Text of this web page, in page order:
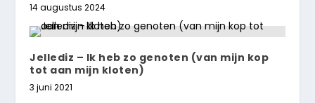
14 augustus 2024
Jellediz – Ik heb zo genoten (van mijn kop
tot aan mijn kloten)
3 juni 2021